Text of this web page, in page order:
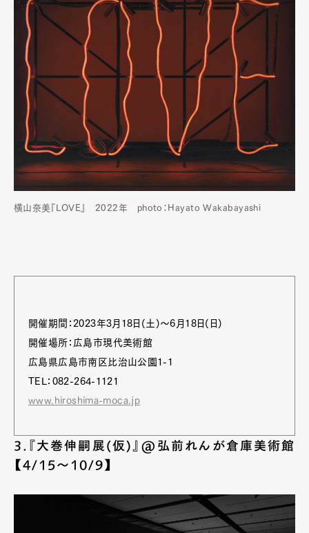
横山奈美『LOVE』 2022年 photo：Hayato Wakabayashi
開催期間：2023年3月18日(土)〜6月18日(日)
開催場所：広島市現代美術館
広島県広島市南区比治山公園1-1
TEL：082-264-1121
www.hiroshima-moca.jp
3.『大巻伸嗣展(仮)』@弘前れんが倉庫美術館
【4/15〜10/9】